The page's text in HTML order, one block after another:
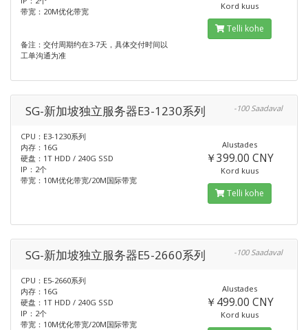
带宽：20M优化带宽
备注：交付周期约在3-7天，具体交付时间以
工单沟通为准
Kord kuus
Telli kohe
SG-新加坡独立服务器E3-1230系列 -100 Saadaval
CPU：E3-1230系列
内存：16G
硬盘：1T HDD / 240G SSD
IP：2个
带宽：10M优化带宽/20M国际带宽
Alustades
￥399.00 CNY
Kord kuus
Telli kohe
SG-新加坡独立服务器E5-2660系列 -100 Saadaval
CPU：E5-2660系列
内存：16G
硬盘：1T HDD / 240G SSD
IP：2个
带宽：10M优化带宽/20M国际带宽
Alustades
￥499.00 CNY
Kord kuus